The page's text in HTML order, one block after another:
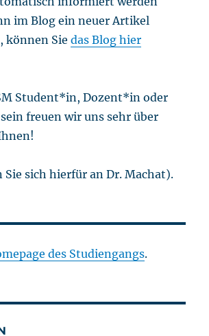
im Blog ein neuer Artikel
können Siedas Blog hier
Student*in, Dozent*in oder
freuen wir uns sehr über
Sie sich hierfür an Dr. Machat).
des Studiengangs.